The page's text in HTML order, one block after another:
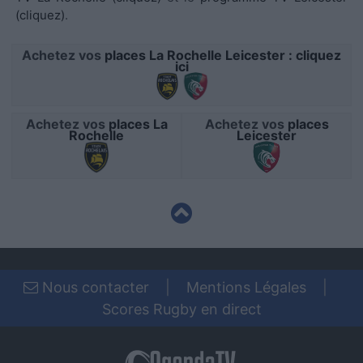
functionality and fraud prevention, and other
(cliquez).
Achetez vos places La Rochelle Leicester : cliquez
ici
Achetez vos places La
Rochelle
Achetez vos places
Leicester
Nous contacter Mentions Légales
Scores Rugby en direct